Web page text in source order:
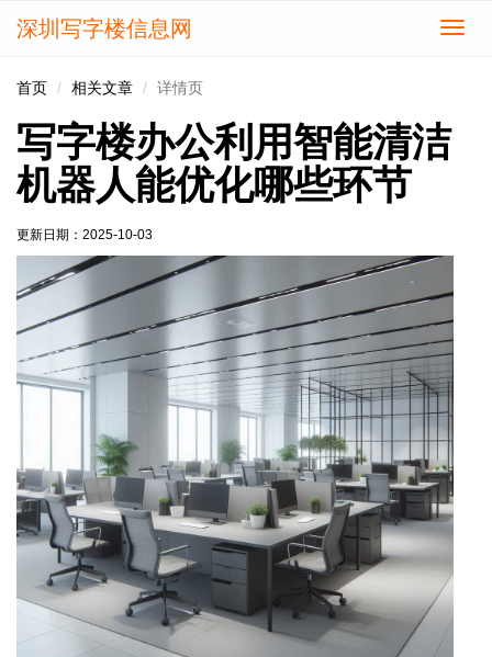
切
深圳写字楼信息网
首页 相关文章 详情页
写字楼办公利用智能清洁
机器人能优化哪些环节
更新日期： 2025-10-03